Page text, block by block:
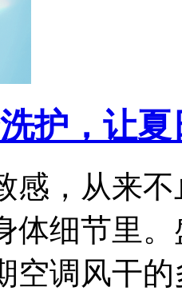
护，让
感，从来
体细节里
空调风干